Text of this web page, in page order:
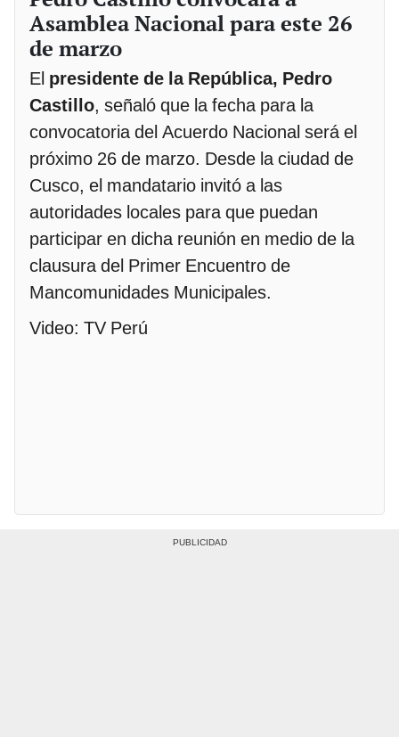
Asamblea Nacional para este 26
de marzo
El presidente de la República, Pedro
Castillo, señaló que la fecha para la
convocatoria del Acuerdo Nacional será el
próximo 26 de marzo. Desde la ciudad de
Cusco, el mandatario invitó a las
autoridades locales para que puedan
participar en dicha reunión en medio de la
clausura del Primer Encuentro de
Mancomunidades Municipales.
Video: TV Perú